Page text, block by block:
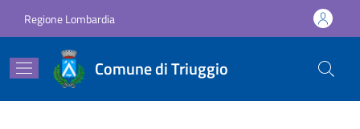
Regione Lombardia
Comune di Triuggio